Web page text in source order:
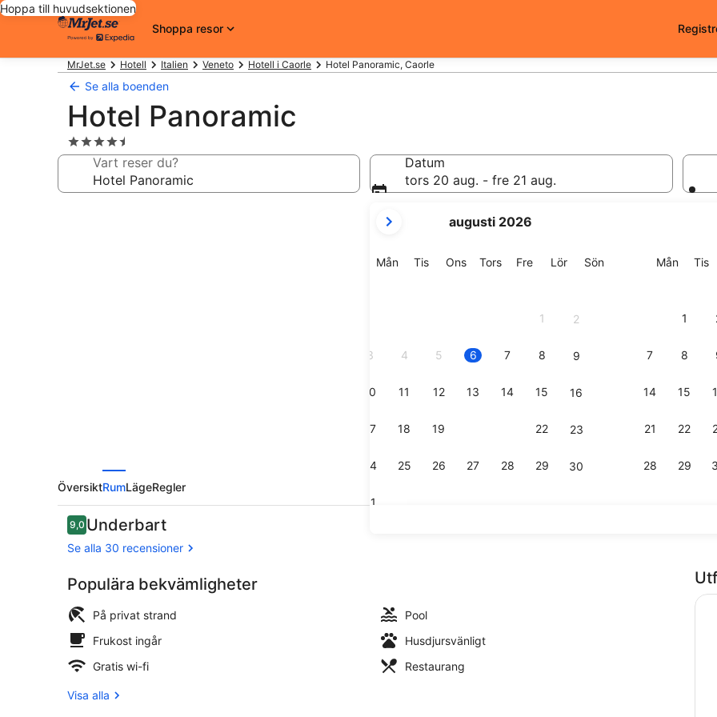
Hoppa till huvudsektionen
Shoppa resor
MrJet.se Hotell Italien Veneto Hotell i Caorle Hotel Panoramic, Caorle
Se alla boenden
Hotel Panoramic
4.5-
stjärnigt
boende
Vart reser du?
Datum
tors 20 aug. - fre 21 aug.
nuvarande
är
augusti 2026
MånMåndag
TisTisdag
OnsOnsdag
TorsTorsdag
FreFredag
LörLördag
SönSöndag
1 2
3 4 5 6 7 8 9
10 11 12 13 14 15 16
17 18 19 22 23
24 25 26 27 28 29 30
31
MånMåndag
Tis
1
7 8
14 15
21 22
28 29
ÖversiktRumLägeRegler
Recensioner
9,09,0 av 10,
Underbart
Se alla 30 recensioner
Populära bekvämligheter
På privat strand
Pool
Frukost ingår
Husdjursvänligt
Gratis wi-fi
Restaurang
Visa alla